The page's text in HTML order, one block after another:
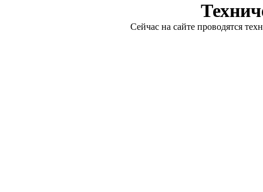
Сейчас на сайте проводятся